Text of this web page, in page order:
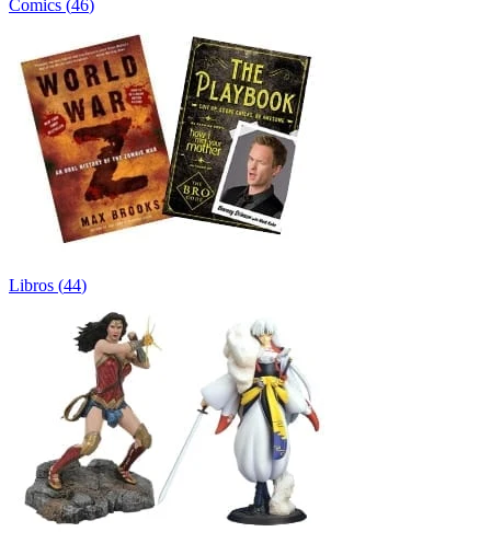
Comics (46)
Libros (44)